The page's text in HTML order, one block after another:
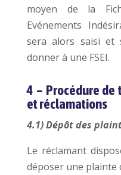
moyen de la
Evénements
sera alors saisi et
donner à une FSEI.
4 – Procédure
et réclamations
4.1) Dépôt des
Le réclamant
déposer une plainte